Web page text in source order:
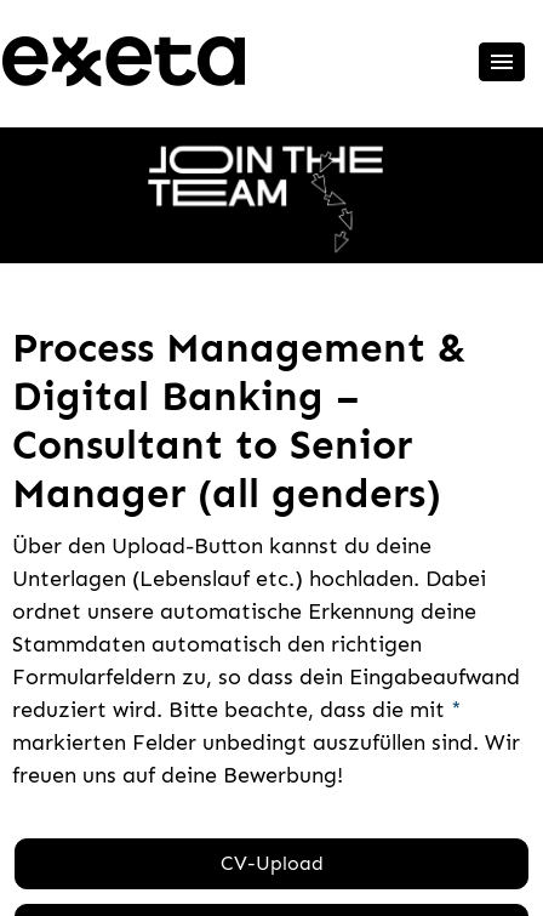
Process Management &
Digital Banking –
Consultant to Senior
Manager (all genders)
Über den Upload-Button kannst du deine
Unterlagen (Lebenslauf etc.) hochladen. Dabei
ordnet unsere automatische Erkennung deine
Stammdaten automatisch den richtigen
Formularfeldern zu, so dass dein Eingabeaufwand
reduziert wird. Bitte beachte, dass die mit *
markierten Felder unbedingt auszufüllen sind. Wir
freuen uns auf deine Bewerbung!
CV-Upload